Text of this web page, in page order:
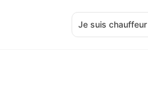
Je suis chauffeur